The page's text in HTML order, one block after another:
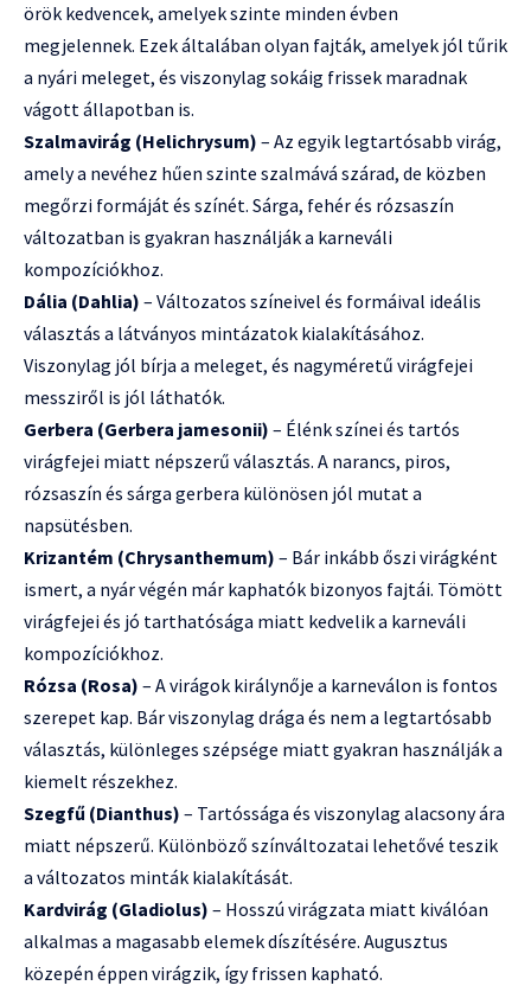
örök kedvencek, amelyek szinte minden évben
megjelennek. Ezek általában olyan fajták, amelyek jól tűrik
a nyári meleget, és viszonylag sokáig frissek maradnak
vágott állapotban is.
Szalmavirág (Helichrysum) – Az egyik legtartósabb virág,
amely a nevéhez hűen szinte szalmává szárad, de közben
megőrzi formáját és színét. Sárga, fehér és rózsaszín
változatban is gyakran használják a karneváli
kompozíciókhoz.
Dália (Dahlia) – Változatos színeivel és formáival ideális
választás a látványos mintázatok kialakításához.
Viszonylag jól bírja a meleget, és nagyméretű virágfejei
messziről is jól láthatók.
Gerbera (Gerbera jamesonii) – Élénk színei és tartós
virágfejei miatt népszerű választás. A narancs, piros,
rózsaszín és sárga gerbera különösen jól mutat a
napsütésben.
Krizantém (Chrysanthemum) – Bár inkább őszi virágként
ismert, a nyár végén már kaphatók bizonyos fajtái. Tömött
virágfejei és jó tarthatósága miatt kedvelik a karneváli
kompozíciókhoz.
Rózsa (Rosa) – A virágok királynője a karneválon is fontos
szerepet kap. Bár viszonylag drága és nem a legtartósabb
választás, különleges szépsége miatt gyakran használják a
kiemelt részekhez.
Szegfű (Dianthus) – Tartóssága és viszonylag alacsony ára
miatt népszerű. Különböző színváltozatai lehetővé teszik
a változatos minták kialakítását.
Kardvirág (Gladiolus) – Hosszú virágzata miatt kiválóan
alkalmas a magasabb elemek díszítésére. Augusztus
közepén éppen virágzik, így frissen kapható.